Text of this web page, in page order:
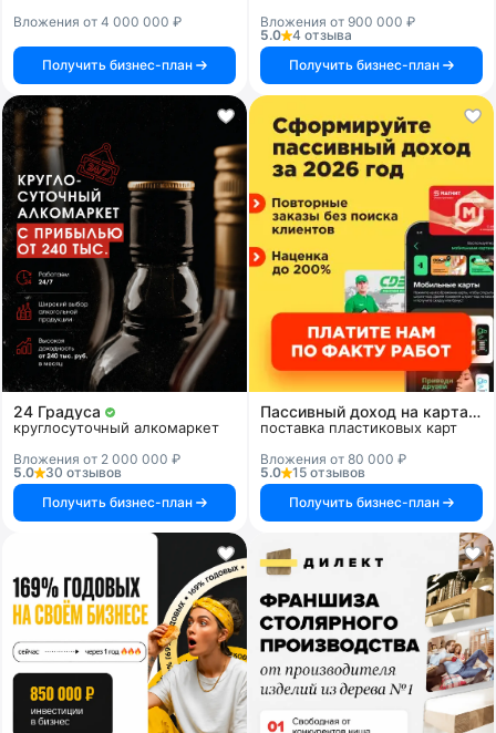
Вложения от 4 000 000 ₽
Получить бизнес-план
Вложения от 900 000 ₽
5.0
4 отзыва
Получить бизнес-план
24 Градуса
круглосуточный алкомаркет
Вложения от 2 000 000 ₽
5.0
30 отзывов
Получить бизнес-план
Пассивный доход на картах и системах
поставка пластиковых карт
Вложения от 80 000 ₽
5.0
15 отзывов
Получить бизнес-план